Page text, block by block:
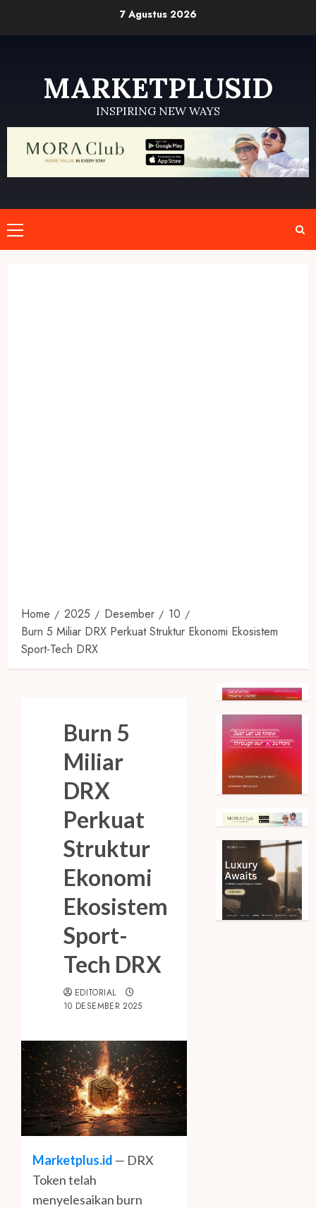
7 Agustus 2026
MARKETPLUSID
INSPIRING NEW WAYS
Primary
Menu
Home 2025 Desember
10
Burn 5 Miliar DRX Perkuat Struktur Ekonomi Ekosistem
Sport-Tech DRX
Burn 5
Miliar
DRX
Perkuat
Struktur
Ekonomi
Ekosistem
Sport-
Tech DRX
EDITORIAL
10 DESEMBER 2025
Marketplus.id — DRX
Token telah
menyelesaikan burn